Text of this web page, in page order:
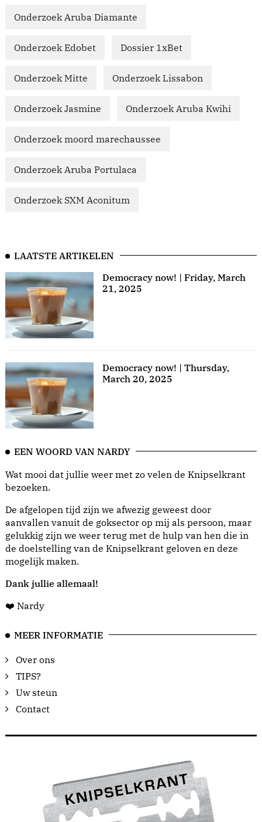
Onderzoek Aruba Diamante
Onderzoek Edobet Dossier 1xBet
Onderzoek Mitte Onderzoek Lissabon
Onderzoek Jasmine Onderzoek Aruba Kwihi
Onderzoek moord marechaussee
Onderzoek Aruba Portulaca
Onderzoek SXM Aconitum
LAATSTE ARTIKELEN
Democracy now! | Friday, March
21, 2025
Democracy now! | Thursday,
March 20, 2025
EEN WOORD VAN NARDY
Wat mooi dat jullie weer met zo velen de Knipselkrant
bezoeken.
De afgelopen tijd zijn we afwezig geweest door
aanvallen vanuit de goksector op mij als persoon, maar
gelukkig zijn we weer terug met de hulp van hen die in
de doelstelling van de Knipselkrant geloven en deze
mogelijk maken.
Dank jullie allemaal!
❤️ Nardy
MEER INFORMATIE
Over ons
TIPS?
Uw steun
Contact